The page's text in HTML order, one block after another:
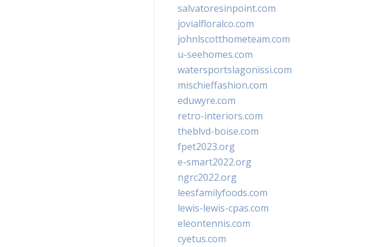
salvatoresinpoint.com
jovialfloralco.com
johnlscotthometeam.com
u-seehomes.com
watersportslagonissi.com
mischieffashion.com
eduwyre.com
retro-interiors.com
theblvd-boise.com
fpet2023.org
e-smart2022.org
ngrc2022.org
leesfamilyfoods.com
lewis-lewis-cpas.com
eleontennis.com
cyetus.com